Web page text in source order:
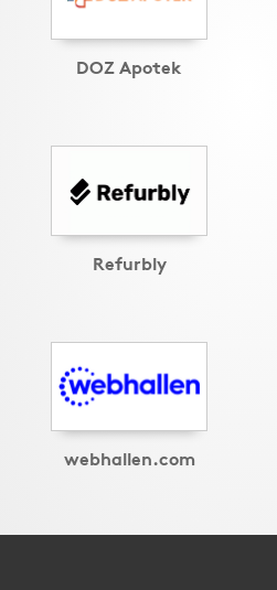
DOZ Apotek
Refurbly
webhallen.com